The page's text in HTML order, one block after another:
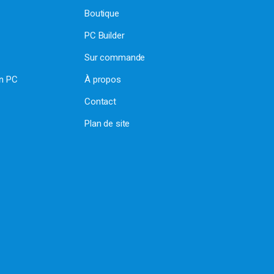
PC
Boutique
PC Builder
Sur commande
À propos
Contact
Plan de site